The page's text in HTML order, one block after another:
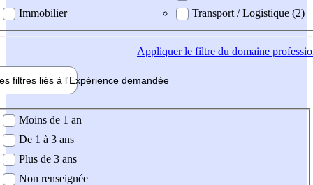
Immobilier
Transport / Logistique (2)
Appliquerle filtre du domaine
filtres liés à l'Expérience demandée
demandée
Moins de 1 an
De 1 à 3 ans
Plus de 3 ans
Non renseignée